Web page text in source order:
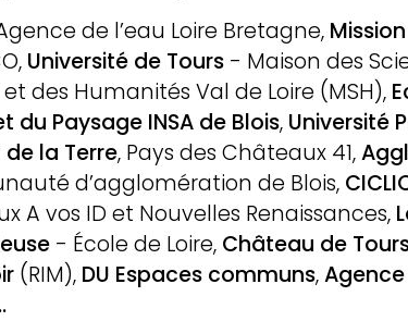
de l’eau Loire Bretagne,
Université de Tours- Maison des
des Humanités Val de Loire (MSH),
du Paysage INSA de Blois, Université
de la Terre, Pays des Châteaux 41,
d’agglomération de Blois,
A vos ID et Nouvelles Renaissances,
- École de Loire, Château de
(RIM), DU Espaces communs,
arts &
&